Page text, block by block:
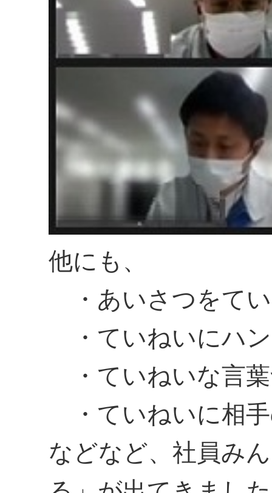
他にも、
・あいさつをて
・ていねいにハ
・ていねいな言
・ていねいに相
などなど、社員み